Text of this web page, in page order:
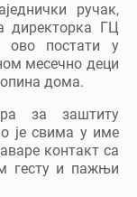
ручак,
директорка ГЦ
ово постати у
месечно деци
дома.
за заштиту
је свима у име
контакт са
гесту и пажњи